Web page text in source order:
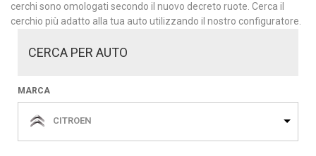
cerchi sono omologati secondo il nuovo decreto ruote. Cerca il
cerchio più adatto alla tua auto utilizzando il nostro configuratore.
CERCA PER AUTO
MARCA
CITROEN